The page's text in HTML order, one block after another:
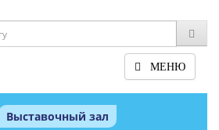
МЕНЮ
Выставочный зал